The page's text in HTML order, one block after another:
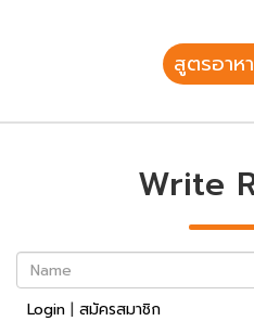
สูตรอาห
Write
Name
Login | สมัครสมาชิก